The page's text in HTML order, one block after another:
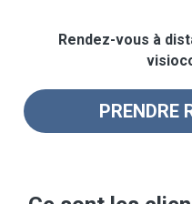
Rendez-vous à
PRENDRE